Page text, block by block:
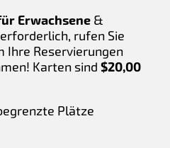
Erwachsene &
rufen Sie
Ihre Reservierungen
Karten sind $20,00
Plätze